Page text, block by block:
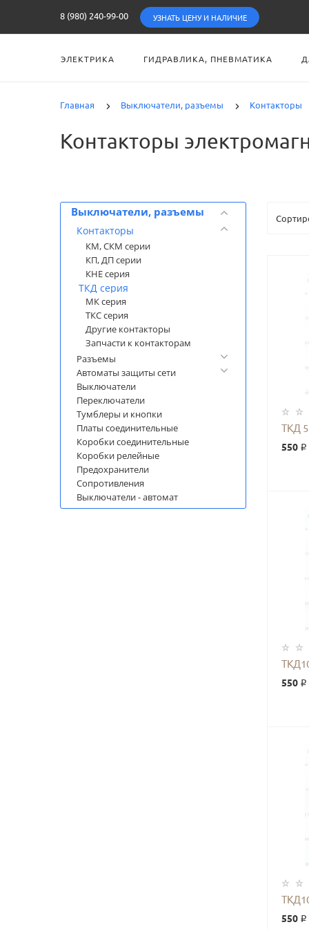
8 (980) 240-99-00 УЗНАТЬ ЦЕНУ И НАЛИЧИЕ
ЭЛЕКТРИКА ГИДРАВЛИКА, ПНЕВМАТИКА
Главная Выключатели, разъемы Контакторы
Контакторы
Выключатели, разъемы
Контакторы
КМ, СКМ серии
КП, ДП серии
КНЕ серия
ТКД серия
МК серия
ТКС серия
Другие контакторы
Запчасти к контакторам
Разъемы
Автоматы защиты сети
Выключатели
Переключатели
Тумблеры и кнопки
Платы соединительные
Коробки соединительные
Коробки релейные
Предохранители
Сопротивления
Выключатели - автомат
ТКД
550 ₽
550 ₽
550 ₽